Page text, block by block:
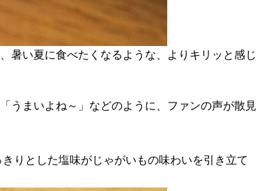
暑い夏に食べたくなるような、よりキリッと感じ
うまいよね～」などのように、ファンの声が散見
りとした塩味がじゃがいもの味わいを引き立て